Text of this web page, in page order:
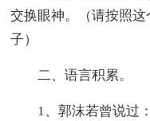
交换眼神。（请按照
子）
二、语言积累。
1、郭沫若曾说过：